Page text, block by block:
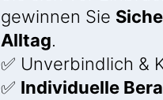
gewinnen Sie
Alltag.
✅ Unverbindlich &
✅ Individuelle